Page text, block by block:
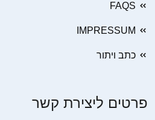
FAQS
IMPRESSUM
כתב ויתור
פרטים ליצירת קשר